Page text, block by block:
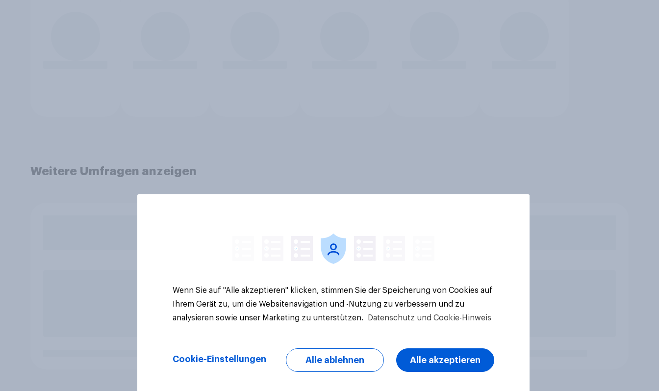
Weitere Umfragen anzeigen
Wenn Sie auf "Alle akzeptieren" klicken, stimmen Sie der Speicherung von Cookies auf
Ihrem Gerät zu, um die Websitenavigation und -Nutzung zu verbessern und zu
analysieren sowie unser Marketing zu unterstützen.
Datenschutz und Cookie-Hinweis
Cookie-Einstellungen Alle ablehnen Alle akzeptieren